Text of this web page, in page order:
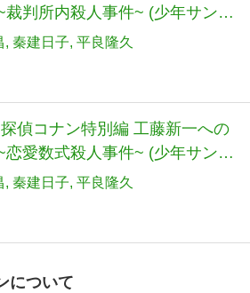
裁判所内殺人事件~ (少年サンデ
クススペシャル)
秦建日子 平良隆久
偵コナン特別編 工藤新一への
恋愛数式殺人事件~ (少年サンデ
クススペシャル)
秦建日子 平良隆久
について